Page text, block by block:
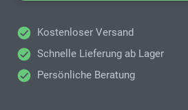
Kostenloser Versand
Schnelle Lieferung ab Lager
Persönliche Beratung